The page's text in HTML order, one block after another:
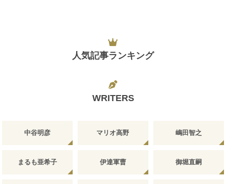
人気記事ランキング
WRITERS
中谷明彦 マリオ高野 嶋田智之
まるも亜希子 伊達軍曹 御堀直嗣